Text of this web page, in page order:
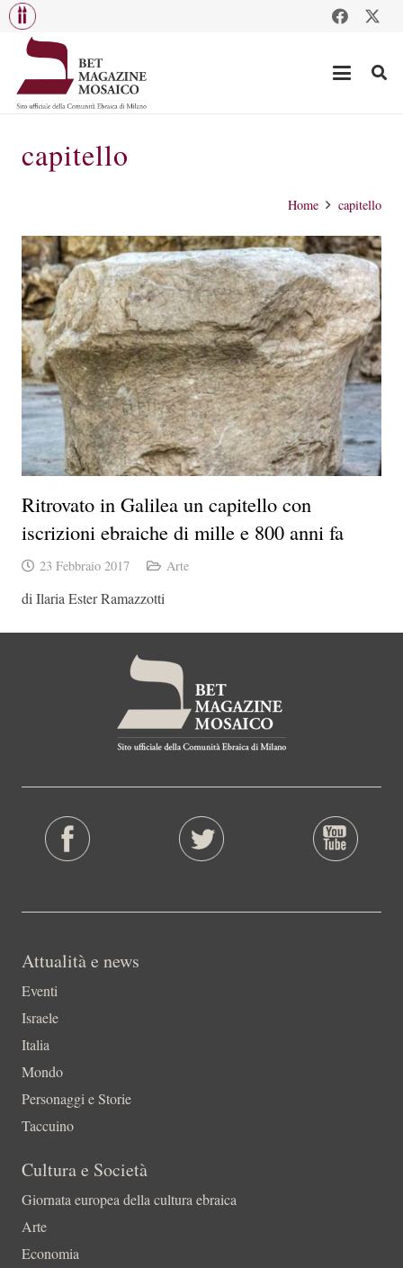
capitello
Home capitello
Ritrovato in Galilea un capitello con
iscrizioni ebraiche di mille e 800 anni fa
23 Febbraio 2017 Arte
di Ilaria Ester Ramazzotti
Attualità e news
Eventi
Israele
Italia
Mondo
Personaggi e Storie
Taccuino
Cultura e Società
Giornata europea della cultura ebraica
Arte
Economia